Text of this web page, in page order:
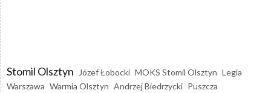
Stomil Olsztyn Józef Łobocki MOKS Stomil Olsztyn Legia
Warszawa Warmia Olsztyn Andrzej Biedrzycki Puszcza